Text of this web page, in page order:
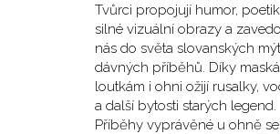
Tvůrci propojují humor,
silné vizuální obrazy a
nás do světa slovanských
dávných příběhů. Díky
loutkám i ohni ožijí rusalky,
a další bytosti starých legend.
Příběhy vyprávěné u ohně se